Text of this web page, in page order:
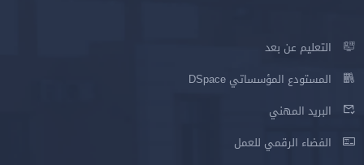
التعليم عن بعد
المستودع المؤسساتي DSpace
البريد المهني
الفضاء الرقمي للعمل